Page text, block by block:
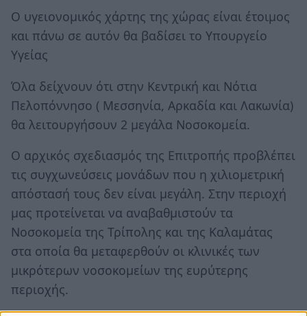
Ο υγειονομικός χάρτης της χώρας είναι έτοιμος
και πάνω σε αυτόν θα βαδίσει το Υπουργείο
Υγείας
Όλα δείχνουν ότι στην Κεντρική και Νότια
Πελοπόννησο ( Μεσσηνία, Αρκαδία και Λακωνία)
θα λειτουργήσουν 2 μεγάλα Νοσοκομεία.
Ο αρχικός σχεδιασμός της Επιτροπής προβλέπει
τις συγχωνεύσεις μονάδων που η χιλιομετρική
απόστασή τους δεν είναι μεγάλη. Στην περιοχή
μας προτείνεται να αναβαθμιστούν τα
Νοσοκομεία της Τρίπολης και της Καλαμάτας
στα οποία θα μεταφερθούν οι κλινικές των
μικρότερων νοσοκομείων της ευρύτερης
περιοχής.